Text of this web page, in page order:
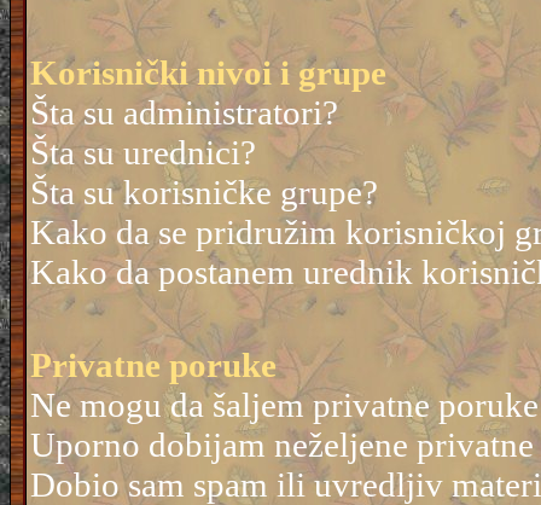
Korisnički nivoi i grupe
Šta su administratori?
Šta su urednici?
Šta su korisničke grupe?
Kako da se pridružim korisničkoj
Kako da postanem urednik
Privatne poruke
Ne mogu da šaljem privatne
Uporno dobijam neželjene
Dobio sam spam ili uvredljiv